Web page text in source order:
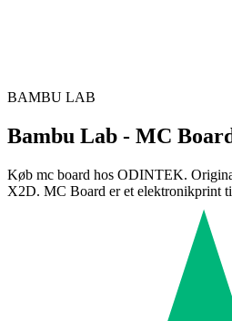
BAMBU LAB
Bambu Lab - MC
Køb mc board hos ODINTEK.
X2D. MC Board er et elektronikprint